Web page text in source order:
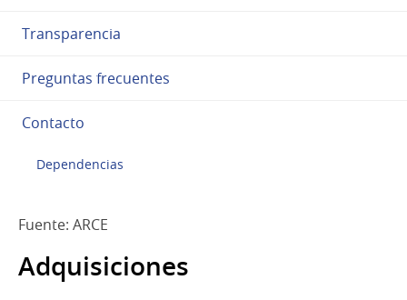
Transparencia
Preguntas frecuentes
Contacto
Dependencias
Fuente: ARCE
Adquisiciones